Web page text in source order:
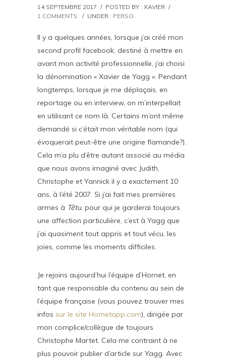
14 SEPTEMBRE 2017 / POSTED BY : XAVIER /
1 COMMENTS
/ UNDER : PERSO
Il y a quelques années, lorsque j’ai créé mon
second profil facebook, destiné à mettre en
avant mon activité professionnelle, j’ai choisi
la dénomination « Xavier de Yagg ». Pendant
longtemps, lorsque je me déplaçais, en
reportage ou en interview, on m’interpellait
en utilisant ce nom là. Certains m’ont même
demandé si c’était mon véritable nom (qui
évoquerait peut-être une origine flamande?).
Cela m’a plu d’être autant associé au média
que nous avons imaginé avec Judith,
Christophe et Yannick il y a exactement 10
ans, à l’été 2007. Si j’ai fait mes premières
armes à Têtu, pour qui je garderai toujours
une affection particulière, c’est à Yagg que
j’ai quasiment tout appris et tout vécu, les
joies, comme les moments difficiles.
Je rejoins aujourd’hui l’équipe d’Hornet, en
tant que responsable du contenu au sein de
l’équipe française (vous pouvez trouver mes
infos sur le site Hornetapp.com), dirigée par
mon complice/collègue de toujours
Christophe Martet. Cela me contraint à ne
plus pouvoir publier d’article sur Yagg. Avec